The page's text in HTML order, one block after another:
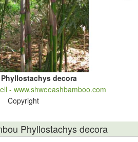
decora
- www.shweeashbamboo.com
Copyright
Phyllostachys decora